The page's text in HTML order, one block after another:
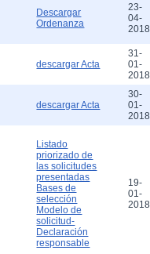
Descargar
Ordenanza
23-
04-
2018
descargar Acta
31-
01-
2018
descargar Acta
30-
01-
2018
Listado
priorizado de
las solicitudes
presentadas
Bases de
selección
Modelo de
solicitud-
Declaración
responsable
19-
01-
2018